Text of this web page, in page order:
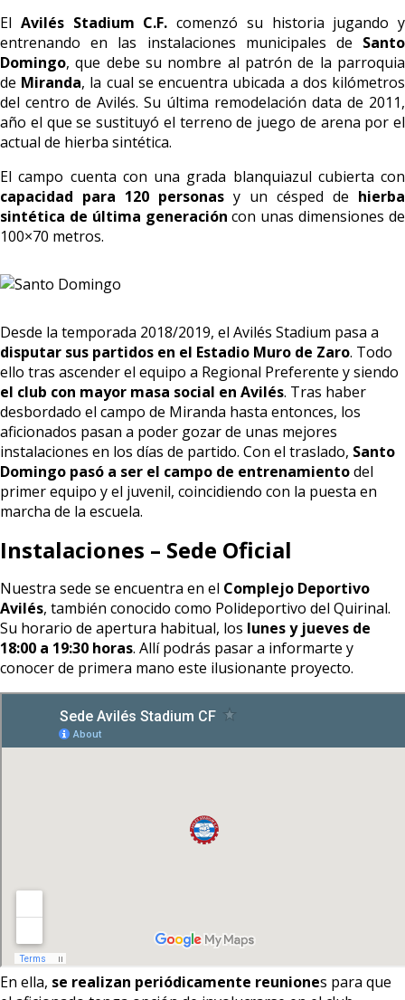
El Avilés Stadium C.F. comenzó su historia jugando y
entrenando en las instalaciones municipales de Santo
Domingo, que debe su nombre al patrón de la parroquia
de Miranda, la cual se encuentra ubicada a dos kilómetros
del centro de Avilés. Su última remodelación data de 2011,
año el que se sustituyó el terreno de juego de arena por el
actual de hierba sintética.
El campo cuenta con una grada blanquiazul cubierta con
capacidad para 120 personas y un césped de hierba
sintética de última generación con unas dimensiones de
100×70 metros.
Desde la temporada 2018/2019, el Avilés Stadium pasa a
disputar sus partidos en el Estadio Muro de Zaro. Todo
ello tras ascender el equipo a Regional Preferente y siendo
el club con mayor masa social en Avilés. Tras haber
desbordado el campo de Miranda hasta entonces, los
aficionados pasan a poder gozar de unas mejores
instalaciones en los días de partido. Con el traslado, Santo
Domingo pasó a ser el campo de entrenamientodel
primer equipo y el juvenil, coincidiendo con la puesta en
marcha de la escuela.
Instalaciones – Sede Oficial
Nuestra sede se encuentra en el Complejo Deportivo
Avilés, también conocido como Polideportivo del Quirinal.
Su horario de apertura habitual, los lunes y jueves de
18:00 a 19:30 horas. Allí podrás pasar a informarte y
conocer de primera mano este ilusionante proyecto.
En ella, se realizan periódicamente reuniones para que